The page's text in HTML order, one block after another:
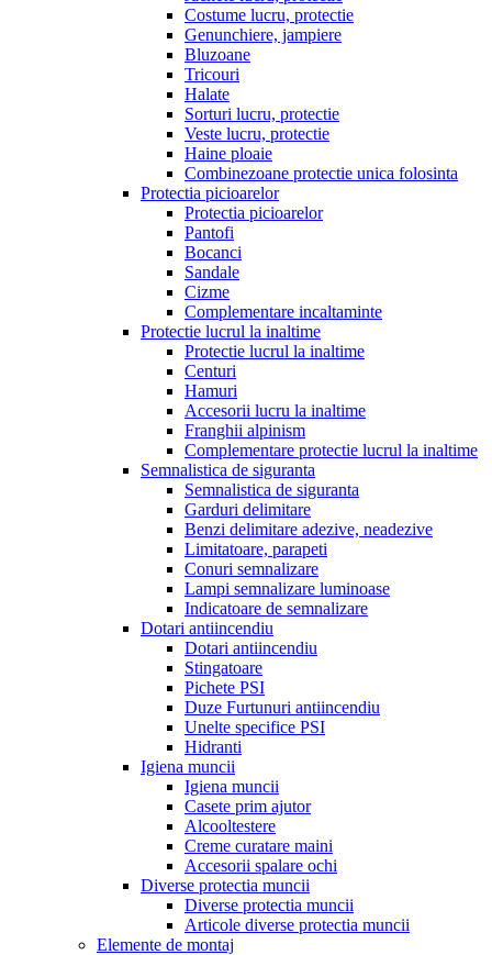
Costume lucru, protectie
Genunchiere, jampiere
Bluzoane
Tricouri
Halate
Sorturi lucru, protectie
Veste lucru, protectie
Haine ploaie
Combinezoane protectie unica folosinta
Protectia picioarelor
Protectia picioarelor
Pantofi
Bocanci
Sandale
Cizme
Complementare incaltaminte
Protectie lucrul la inaltime
Protectie lucrul la inaltime
Centuri
Hamuri
Accesorii lucru la inaltime
Franghii alpinism
Complementare protectie lucrul la inaltime
Semnalistica de siguranta
Semnalistica de siguranta
Garduri delimitare
Benzi delimitare adezive, neadezive
Limitatoare, parapeti
Conuri semnalizare
Lampi semnalizare luminoase
Indicatoare de semnalizare
Dotari antiincendiu
Dotari antiincendiu
Stingatoare
Pichete PSI
Duze Furtunuri antiincendiu
Unelte specifice PSI
Hidranti
Igiena muncii
Igiena muncii
Casete prim ajutor
Alcooltestere
Creme curatare maini
Accesorii spalare ochi
Diverse protectia muncii
Diverse protectia muncii
Articole diverse protectia muncii
Elemente de montaj